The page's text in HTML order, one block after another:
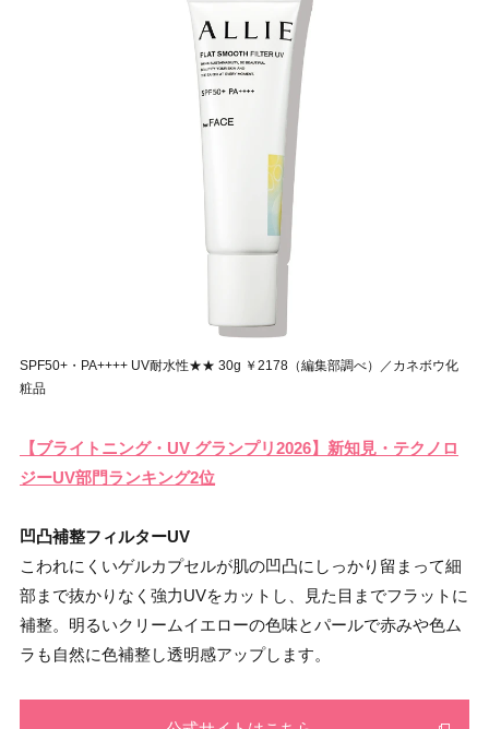
SPF50+・PA++++ UV耐水性★★ 30g ￥2178（編集部調べ）／カネボウ化
粧品
【ブライトニング・UV グランプリ2026】新知見・テクノロ
ジーUV部門ランキング2位
凹凸補整フィルターUV
こわれにくいゲルカプセルが肌の凹凸にしっかり留まって細
部まで抜かりなく強力UVをカットし、見た目までフラットに
補整。明るいクリームイエローの色味とパールで赤みや色ム
ラも自然に色補整し透明感アップします。